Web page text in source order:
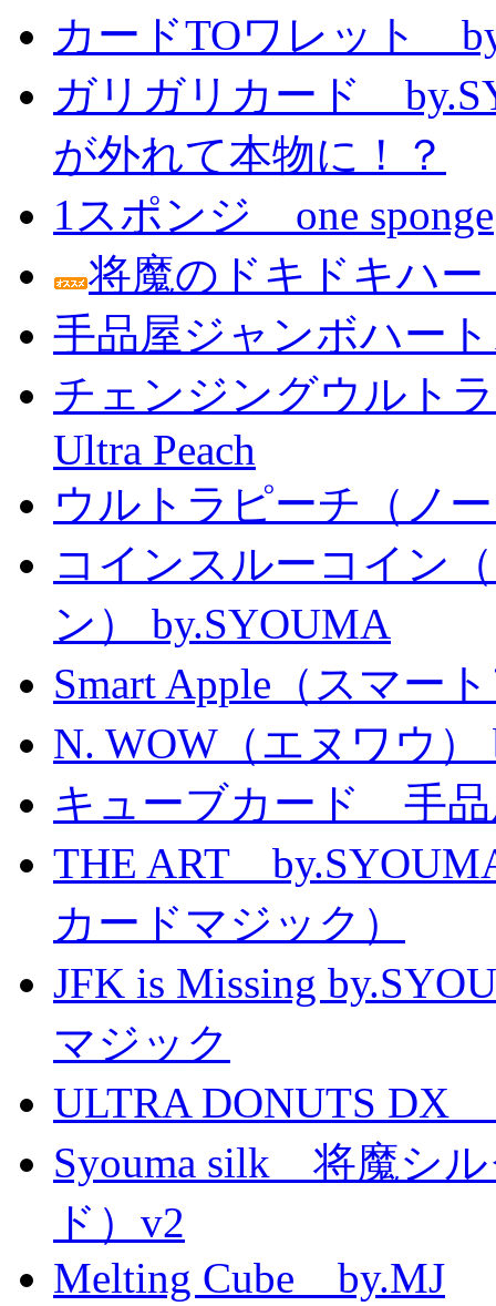
カードTOワレット
ガリガリカード
が外れて本物に！？
1スポンジ one sponge
将魔のドキドキハ
手品屋ジャンボハー
チェンジングウルト
Ultra Peach
ウルトラピーチ（ノ
コインスルーコイン
ン） by.SYOUMA
Smart Apple（スマー
N. WOW（エヌワウ）
キューブカード 手
THE ART
カードマジック）
JFK is Missing
マジック
ULTRA DONUTS DX
Syouma silk 将魔シ
ド）v2
Melting Cube by.MJ